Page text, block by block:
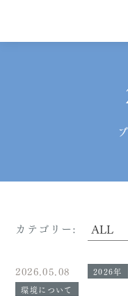
カテゴリー:
2026.05.08 2026年
環境について